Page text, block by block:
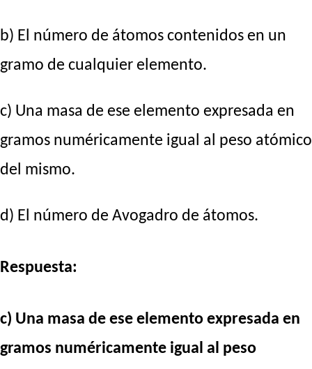
b) El número de átomos contenidos en un
gramo de cualquier elemento.
c) Una masa de ese elemento expresada en
gramos numéricamente igual al peso atómico
del mismo.
d) El número de Avogadro de átomos.
Respuesta:
c) Una masa de ese elemento expresada en
gramos numéricamente igual al peso